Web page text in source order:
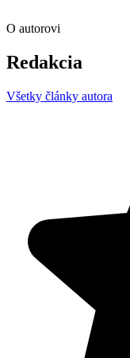
O autorovi
Redakcia
Všetky články autora